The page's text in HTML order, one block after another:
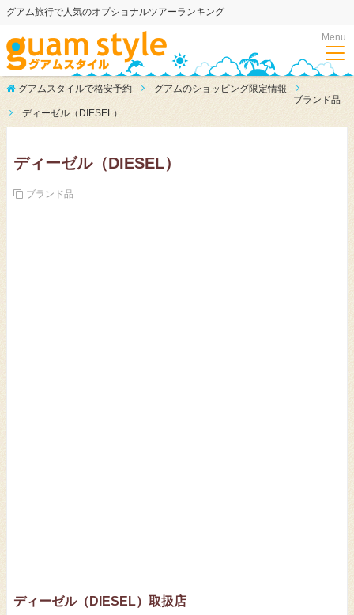
グアム旅行で人気のオプショナルツアーランキング
Menu
グアムスタイルで格安予約
グアムのショッピング限定情報
ブランド品
ディーゼル（DIESEL）
ディーゼル（DIESEL）
ブランド品
ディーゼル（DIESEL）取扱店